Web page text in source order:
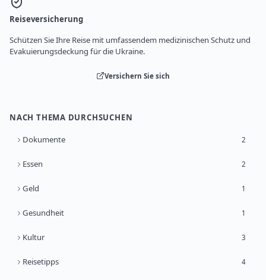
Reiseversicherung
Schützen Sie Ihre Reise mit umfassendem medizinischen Schutz und
Evakuierungsdeckung für die Ukraine.
Versichern Sie sich
NACH THEMA DURCHSUCHEN
Dokumente 2
Essen 2
Geld 1
Gesundheit 1
Kultur 3
Reisetipps 4